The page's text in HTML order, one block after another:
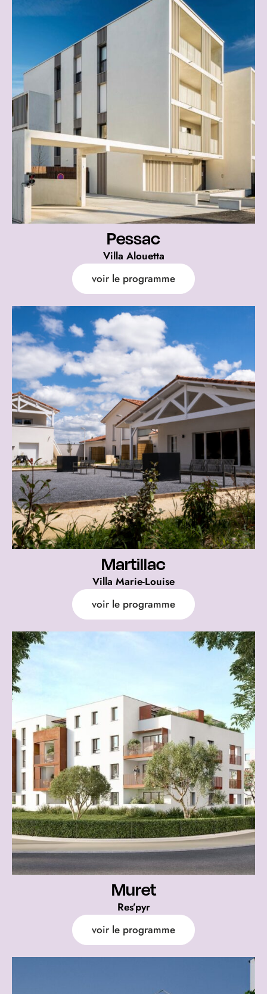
Pessac
Villa Alouetta
voir le programme
Martillac
Villa Marie-Louise
voir le programme
Muret
Res’pyr
voir le programme